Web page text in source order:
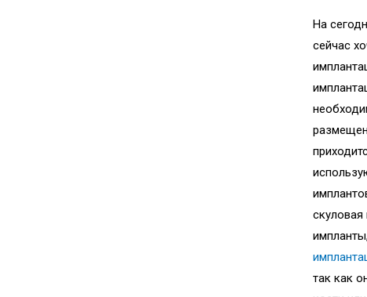
На
сейчас
так как